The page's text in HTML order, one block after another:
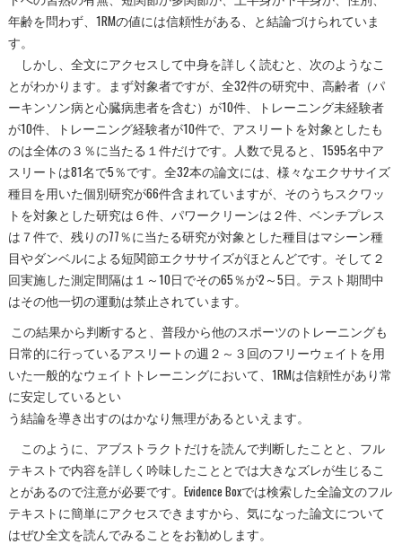
年齢を問わず、1RMの値には信頼性がある、と結論づけられていま
す。
しかし、全文にアクセスして中身を詳しく読むと、次のようなこ
とがわかります。まず対象者ですが、全32件の研究中、高齢者（パ
ーキンソン病と心臓病患者を含む）が10件、トレーニング未経験者
が10件、トレーニング経験者が10件で、アスリートを対象としたも
のは全体の３％に当たる１件だけです。人数で見ると、1595名中ア
スリートは81名で5％です。全32本の論文には、様々なエクササイズ
種目を用いた個別研究が66件含まれていますが、そのうちスクワッ
トを対象とした研究は６件、パワークリーンは２件、ベンチプレス
は７件で、残りの77％に当たる研究が対象とした種目はマシーン種
目やダンベルによる短関節エクササイズがほとんどです。そして２
回実施した測定間隔は１～10日でその65％が2～5日。テスト期間中
はその他一切の運動は禁止されています。
この結果から判断すると、普段から他のスポーツのトレーニングも
日常的に行っているアスリートの週２～３回のフリーウェイトを用
いた一般的なウェイトトレーニングにおいて、1RMは信頼性があり常
に安定しているとい
う結論を導き出すのはかなり無理があるといえます。
このように、アブストラクトだけを読んで判断したことと、フル
テキストで内容を詳しく吟味したこととでは大きなズレが生じるこ
とがあるので注意が必要です。Evidence Boxでは検索した全論文のフル
テキストに簡単にアクセスできますから、気になった論文について
はぜひ全文を読んでみることをお勧めします。